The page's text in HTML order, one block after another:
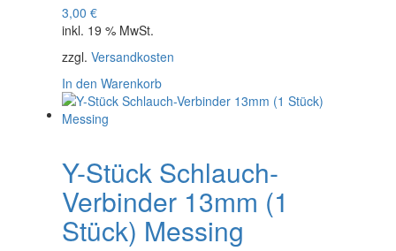
3,00 €
inkl. 19 % MwSt.
zzgl. Versandkosten
In den Warenkorb
Y-Stück Schlauch-
Verbinder 13mm (1
Stück) Messing